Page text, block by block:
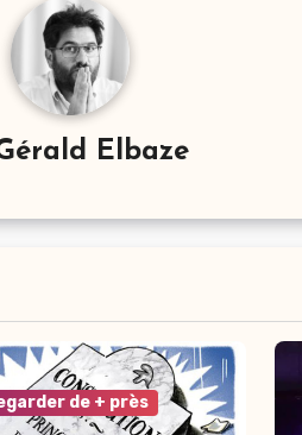
Elbaze
de + près